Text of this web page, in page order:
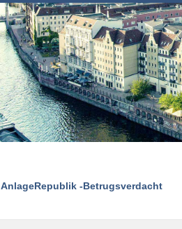
AnlageRepublik -Betrugsverdacht